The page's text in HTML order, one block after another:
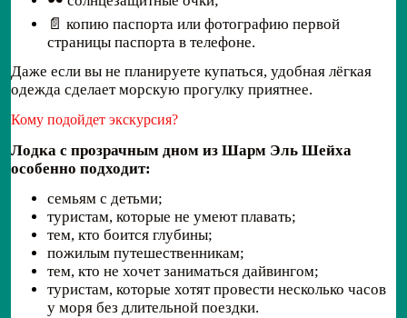
📄 копию паспорта или фотографию первой
страницы паспорта в телефоне.
Даже если вы не планируете купаться, удобная лёгкая
одежда сделает морскую прогулку приятнее.
Кому подойдет экскурсия?
Лодка с прозрачным дном из Шарм Эль Шейха
особенно подходит:
семьям с детьми;
туристам, которые не умеют плавать;
тем, кто боится глубины;
пожилым путешественникам;
тем, кто не хочет заниматься дайвингом;
туристам, которые хотят провести несколько часов
у моря без длительной поездки.